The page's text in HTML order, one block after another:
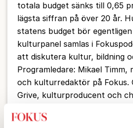
totala budget sänks till 0,65
lägsta siffran på över 20 år.
statens budget bör
kulturpanel samlas i
att diskutera kultur, bildning
Programledare: Mikael
och kulturredaktör på Fokus.
Grive, kulturproducent och
och mångårig teater- och